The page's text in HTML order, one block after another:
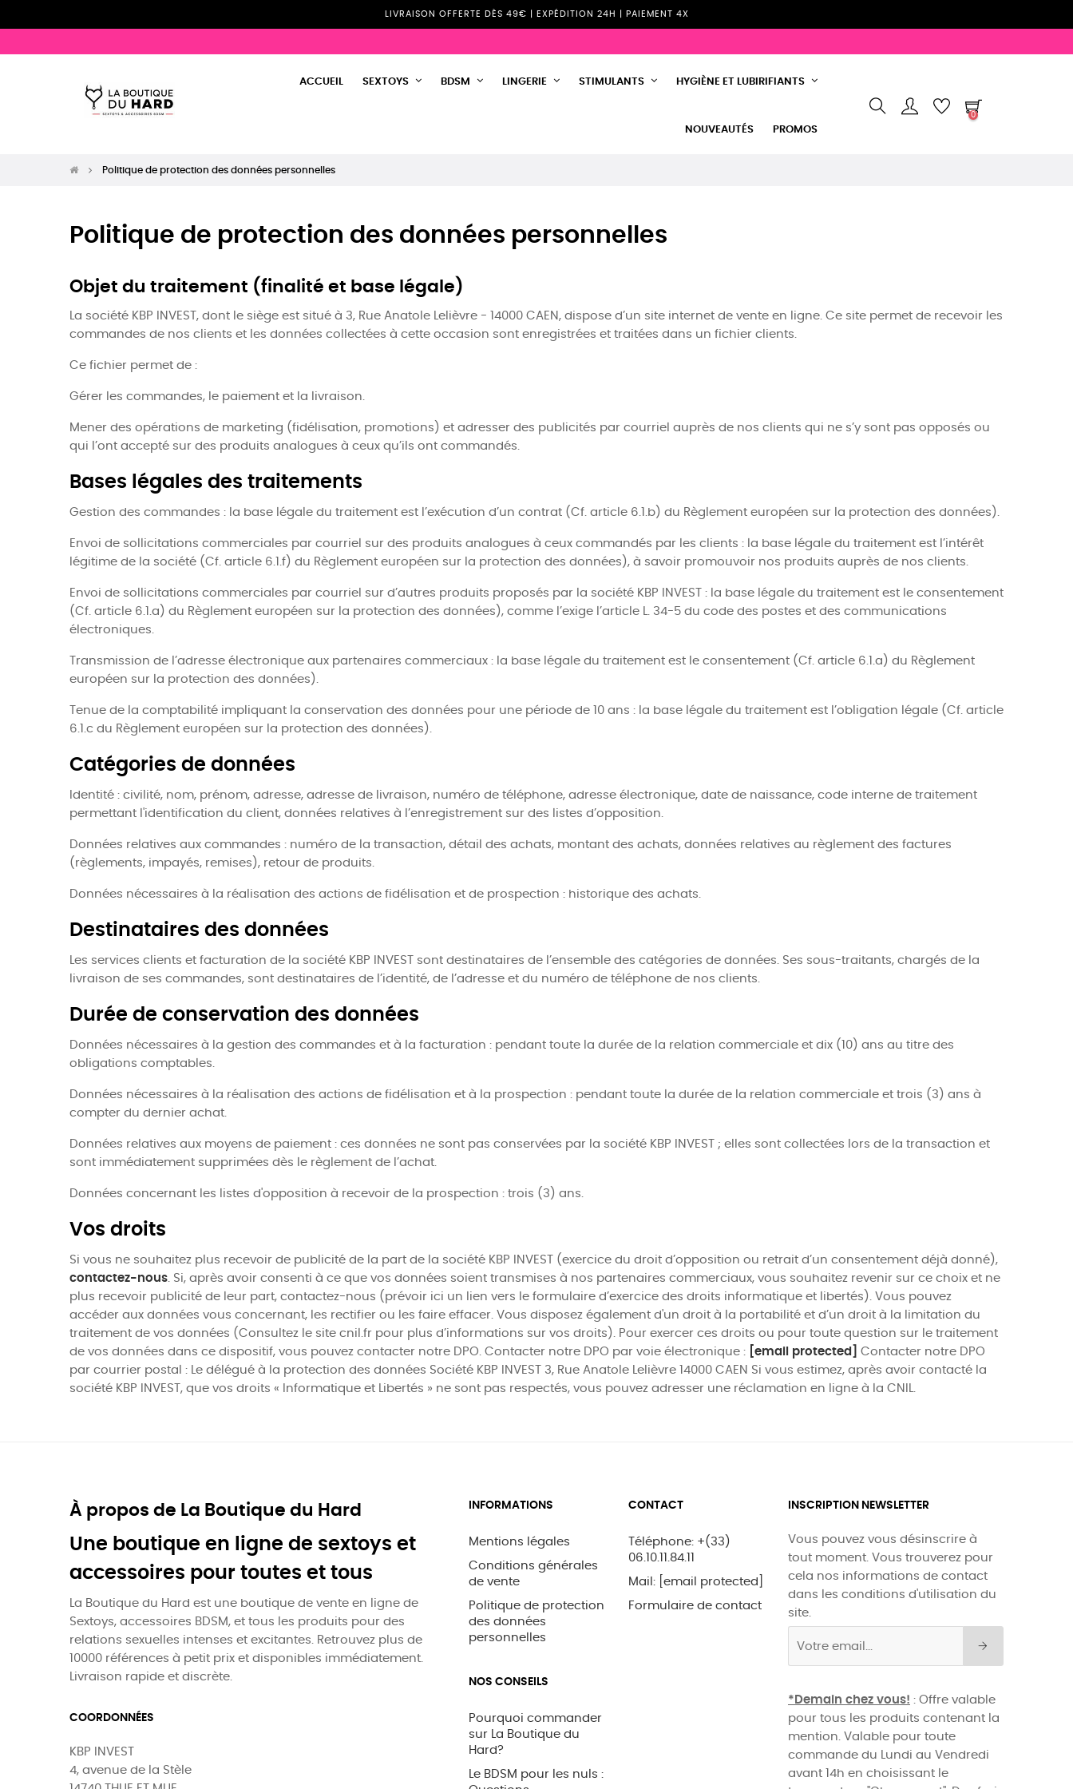
LIVRAISON OFFERTE DÈS 49€ | EXPÉDITION 24H | PAIEMENT 4X
ACCUEIL SEXTOYS BDSM LINGERIE STIMULANTS HYGIÈNE ET LUBIRIFIANTS
NOUVEAUTÉS PROMOS
0
Politique de protection des données personnelles
Politique de protection des données personnelles
Objet du traitement (finalité et base légale)
La société KBP INVEST, dont le siège est situé à 3, Rue Anatole Lelièvre - 14000 CAEN, dispose d’un site internet de vente en ligne. Ce site permet de recevoir les
commandes de nos clients et les données collectées à cette occasion sont enregistrées et traitées dans un fichier clients.
Ce fichier permet de :
Gérer les commandes, le paiement et la livraison.
Mener des opérations de marketing (fidélisation, promotions) et adresser des publicités par courriel auprès de nos clients qui ne s’y sont pas opposés ou
qui l’ont accepté sur des produits analogues à ceux qu’ils ont commandés.
Bases légales des traitements
Gestion des commandes : la base légale du traitement est l’exécution d’un contrat (Cf. article 6.1.b) du Règlement européen sur la protection des données).
Envoi de sollicitations commerciales par courriel sur des produits analogues à ceux commandés par les clients : la base légale du traitement est l’intérêt
légitime de la société (Cf. article 6.1.f) du Règlement européen sur la protection des données), à savoir promouvoir nos produits auprès de nos clients.
Envoi de sollicitations commerciales par courriel sur d’autres produits proposés par la société KBP INVEST : la base légale du traitement est le consentement
(Cf. article 6.1.a) du Règlement européen sur la protection des données), comme l’exige l’article L. 34-5 du code des postes et des communications
électroniques.
Transmission de l’adresse électronique aux partenaires commerciaux : la base légale du traitement est le consentement (Cf. article 6.1.a) du Règlement
européen sur la protection des données).
Tenue de la comptabilité impliquant la conservation des données pour une période de 10 ans : la base légale du traitement est l’obligation légale (Cf. article
6.1.c du Règlement européen sur la protection des données).
Catégories de données
Identité : civilité, nom, prénom, adresse, adresse de livraison, numéro de téléphone, adresse électronique, date de naissance, code interne de traitement
permettant l'identification du client, données relatives à l’enregistrement sur des listes d’opposition.
Données relatives aux commandes : numéro de la transaction, détail des achats, montant des achats, données relatives au règlement des factures
(règlements, impayés, remises), retour de produits.
Données nécessaires à la réalisation des actions de fidélisation et de prospection : historique des achats.
Destinataires des données
Les services clients et facturation de la société KBP INVEST sont destinataires de l’ensemble des catégories de données. Ses sous-traitants, chargés de la
livraison de ses commandes, sont destinataires de l’identité, de l’adresse et du numéro de téléphone de nos clients.
Durée de conservation des données
Données nécessaires à la gestion des commandes et à la facturation : pendant toute la durée de la relation commerciale et dix (10) ans au titre des
obligations comptables.
Données nécessaires à la réalisation des actions de fidélisation et à la prospection : pendant toute la durée de la relation commerciale et trois (3) ans à
compter du dernier achat.
Données relatives aux moyens de paiement : ces données ne sont pas conservées par la société KBP INVEST ; elles sont collectées lors de la transaction et
sont immédiatement supprimées dès le règlement de l’achat.
Données concernant les listes d'opposition à recevoir de la prospection : trois (3) ans.
Vos droits
Si vous ne souhaitez plus recevoir de publicité de la part de la société KBP INVEST (exercice du droit d’opposition ou retrait d’un consentement déjà donné),
contactez-nous. Si, après avoir consenti à ce que vos données soient transmises à nos partenaires commerciaux, vous souhaitez revenir sur ce choix et ne
plus recevoir publicité de leur part, contactez-nous (prévoir ici un lien vers le formulaire d’exercice des droits informatique et libertés). Vous pouvez
accéder aux données vous concernant, les rectifier ou les faire effacer. Vous disposez également d'un droit à la portabilité et d’un droit à la limitation du
traitement de vos données (Consultez le site cnil.fr pour plus d’informations sur vos droits). Pour exercer ces droits ou pour toute question sur le traitement
de vos données dans ce dispositif, vous pouvez contacter notre DPO. Contacter notre DPO par voie électronique :
[email protected]
Contacter notre DPO
par courrier postal : Le délégué à la protection des données Société KBP INVEST 3, Rue Anatole Lelièvre 14000 CAEN Si vous estimez, après avoir contacté la
société KBP INVEST, que vos droits « Informatique et Libertés » ne sont pas respectés, vous pouvez adresser une réclamation en ligne à la CNIL.
À propos de La Boutique du Hard
Une boutique en ligne de sextoys et
accessoires pour toutes et tous
La Boutique du Hard est une boutique de vente en ligne de
Sextoys, accessoires BDSM, et tous les produits pour des
relations sexuelles intenses et excitantes. Retrouvez plus de
10000 références à petit prix et disponibles immédiatement.
Livraison rapide et discrète.
COORDONNÉES
KBP INVEST
4, avenue de la Stèle
INFORMATIONS
Mentions légales
Conditions générales
de vente
Politique de protection
des données
personnelles
NOS CONSEILS
Pourquoi commander
sur La Boutique du
Hard?
Le BDSM pour les nuls :
CONTACT
Téléphone: +(33)
06.10.11.84.11
Mail:
[email protected]
Formulaire de contact
INSCRIPTION NEWSLETTER
Vous pouvez vous désinscrire à
tout moment. Vous trouverez pour
cela nos informations de contact
dans les conditions d'utilisation du
site.
*Demain chez vous! : Offre valable
pour tous les produits contenant la
mention. Valable pour toute
commande du Lundi au Vendredi
avant 14h en choisissant le